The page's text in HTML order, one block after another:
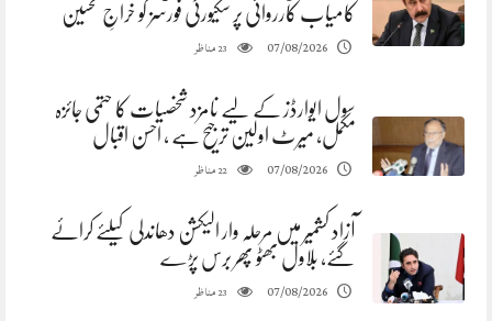
کامیاب کارروائی پر سکیورٹی فورسز کو خراجِ تحسین
07/08/2026
23مناظر
سول ایوارڈز کے لیے نامزد شخصیات کا حتمی جائزہ
مکمل، میرٹ اولین ترجیح ہے ، احسن اقبال
07/08/2026
22مناظر
آزاد کشمیر میں مرحلہ وار الیکشن دھاندلی کیلئے کرائے
گئے، بلاول بھٹو پھر برس پڑے
07/08/2026
23مناظر